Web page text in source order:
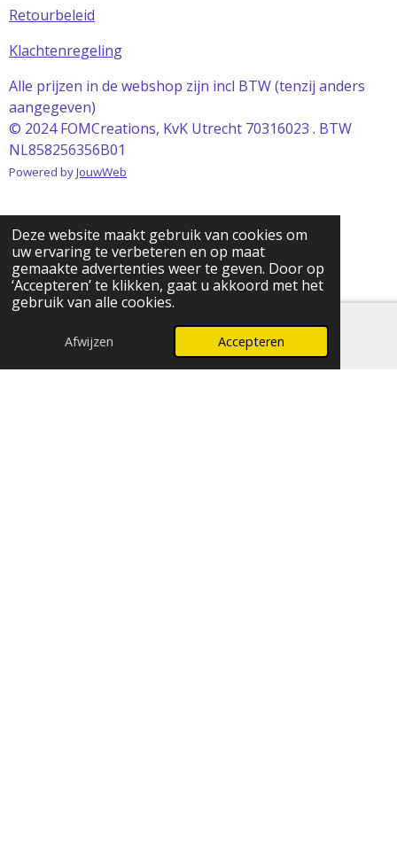
Deze website maakt gebruik van cookies om
uw ervaring te verbeteren en op maat
gemaakte advertenties weer te geven. Door op
‘Accepteren’ te klikken, gaat u akkoord met het
gebruik van alle cookies.
Afwijzen Accepteren
Retourbeleid
Klachtenregeling
Alle prijzen in de webshop zijn incl BTW (tenzij anders
aangegeven)
© 2024 FOMCreations, KvK Utrecht 70316023 . BTW
NL858256356B01
Powered byJouwWeb
E-mailadres